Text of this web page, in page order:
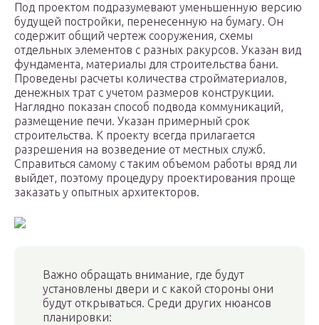
Под проектом подразумевают уменьшенную версию
будущей постройки, перенесенную на бумагу. Он
содержит общий чертеж сооружения, схемы
отдельных элементов с разных ракурсов. Указан вид
фундамента, материалы для строительства бани.
Проведены расчеты количества стройматериалов,
денежных трат с учетом размеров конструкции.
Наглядно показан способ подвода коммуникаций,
размещение печи. Указан примерный срок
строительства. К проекту всегда прилагается
разрешения на возведение от местных служб.
Справиться самому с таким объемом работы вряд ли
выйдет, поэтому процедуру проектирования проще
заказать у опытных архитекторов.
Важно обращать внимание, где будут
установлены двери и с какой стороны они
будут открываться. Среди других нюансов
планировки: